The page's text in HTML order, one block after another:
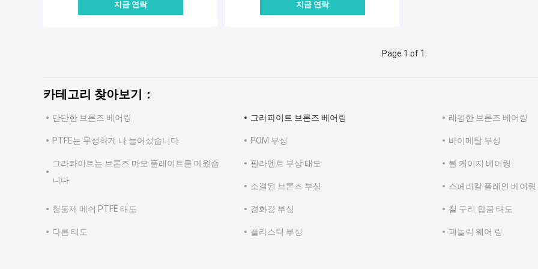
지금 연락 지금 연락
Page 1 of 1
카테고리 찾아보기：
단단한 브론즈 베어링 그라파이트 브론즈 베어링 래핑한 브론즈 베어링
PTFE는 무성하게 나 늘어섰습니다 POM 부싱 바이메탈 부싱
그라파이트는 브론즈 마모 플레이트를 메웠습
니다
필라멘트 부상 태도 볼 케이지 베어링
소결된 브론즈 부싱 스페리칼 플레인 베어링
청동제 메쉬 PTFE 태도 경화강 부싱 철 구리 합금 태도
다른 태도 플라스틱 부싱 페놀릭 웨어 링